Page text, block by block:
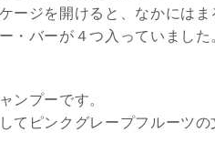
ージを開けると、なかにはま
・バーが４つ入っていました
ンプーです。
てピンクグレープフルーツの